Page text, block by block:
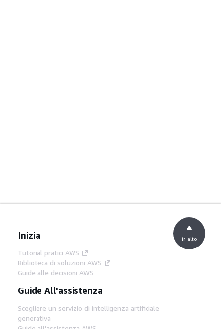
Inizia
Tutorial pratici AWS
Biblioteca di soluzioni AWS
Guide alle decisioni AWS
Guide All'assistenza
Scegliere un servizio di intelligenza artificiale
generativa
in alto